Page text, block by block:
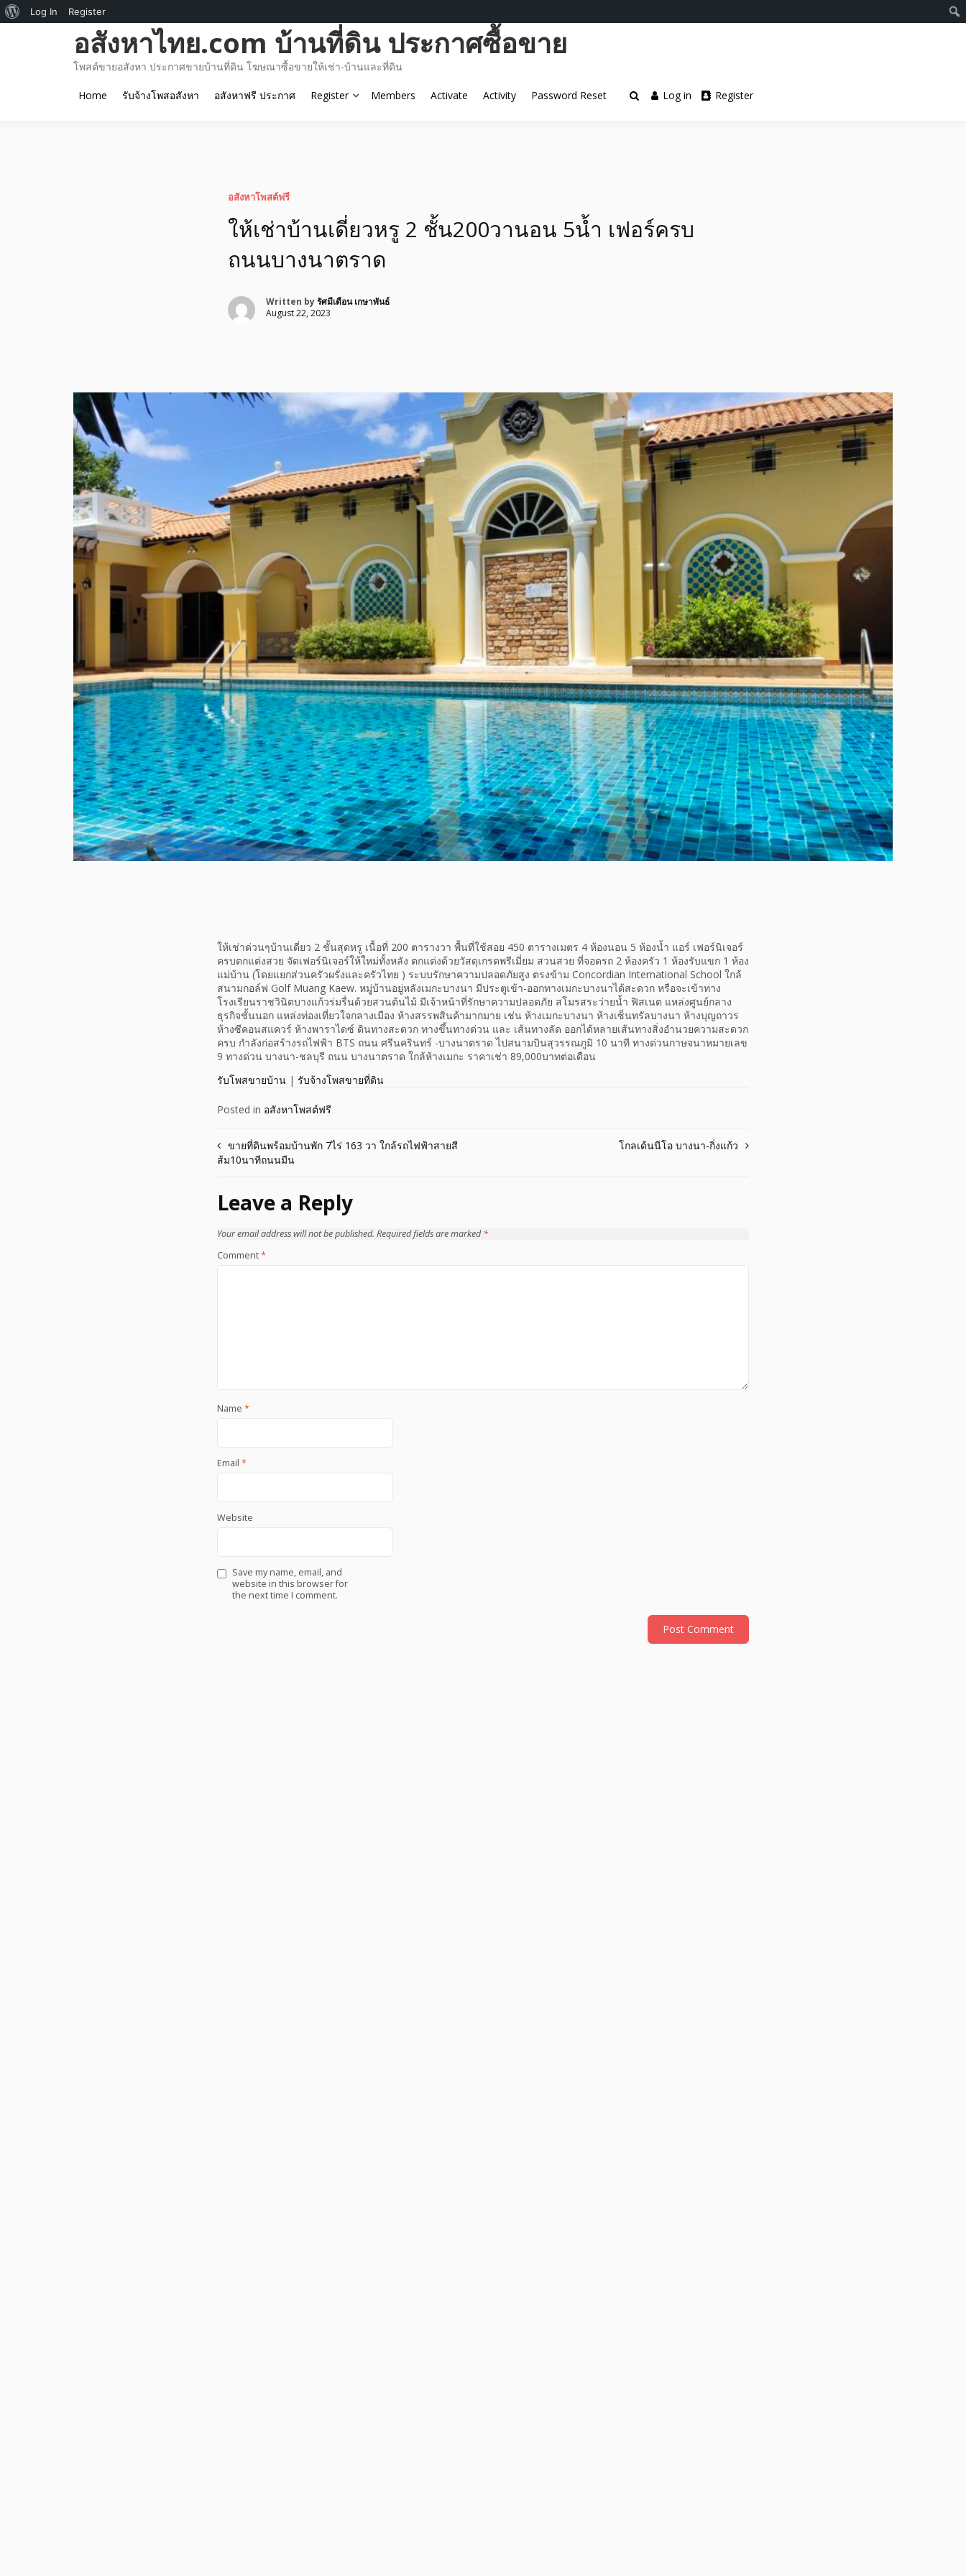
อสังหาไทย.com บ้านที่ดิน ประกาศซื้อขาย
โพสต์ขายอสังหา ประกาศขายบ้านที่ดิน โฆษณาซื้อขายให้เช่า-บ้านและที่ดิน
Home รับจ้างโพสอสังหา อสังหาฟรี ประกาศ Register Members Activate Activity Password Reset Log in Register
อสังหาโพสต์ฟรี
ให้เช่าบ้านเดี่ยวหรู 2 ชั้น200วานอน 5น้ำ เฟอร์ครบ
ถนนบางนาตราด
Written byรัศมีเดือน เกษาพันธ์
August 22, 2023
ให้เช่าด่วนๆบ้านเดี่ยว 2 ชั้นสุดหรู เนื้อที่ 200 ตารางวา พื้นที่ใช้สอย 450 ตารางเมตร 4 ห้องนอน 5 ห้องน้ำ แอร์ เฟอร์นิเจอร์
ครบตกแต่งสวย จัดเฟอร์นิเจอร์ให้ใหม่ทั้งหลัง ตกแต่งด้วยวัสดุเกรดพรีเมี่ยม สวนสวย ที่จอดรถ 2 ห้องครัว 1 ห้องรับแขก 1 ห้อง
แม่บ้าน (โดยแยกส่วนครัวผรั่งและครัวไทย ) ระบบรักษาความปลอดภัยสูง ตรงข้าม Concordian International School ใกล้
สนามกอล์ฟ Golf Muang Kaew. หมุู่บ้านอยู่หลังเมกะบางนา มีประตูเข้า-ออกทางเมกะบางนาได้สะดวก หรือจะเข้าทาง
โรงเรียนราชวินิตบางแก้วร่มรื่นด้วยสวนต้นไม้ มีเจ้าหน้าที่รักษาความปลอดภัย สโมรสระว่ายน้ำ ฟิสเนต แหล่งศูนย์กลาง
ธุรกิจชั้นนอก แหล่งท่องเที่ยวใจกลางเมือง ห้างสรรพสินค้ามากมาย เช่น ห้างเมกะบางนา ห้างเซ็นทรัลบางนา ห้างบุญถาวร
ห้างซีคอนสแควร์ ห้างพาราไดซ์ ดินทางสะดวก ทางขึ้นทางด่วน และ เส้นทางลัด ออกได้หลายเส้นทางสิ่งอำนวยความสะดวก
ครบ กำลังก่อสร้างรถไฟฟ้า BTS ถนน ศรีนครินทร์ -บางนาตราด ไปสนามบินสุวรรณภูมิ 10 นาที ทางด่วนกาษจนาหมายเลข
9 ทางด่วน บางนา-ชลบุรี ถนน บางนาตราด ใกล้ห้างเมกะ ราคาเช่า 89,000บาทต่อเดือน
รับโพสขายบ้าน | รับจ้างโพสขายที่ดิน
Posted in อสังหาโพสต์ฟรี
Post
ขายที่ดินพร้อมบ้านพัก 7ไร่ 163 วา ใกล้รถไฟฟ้าสายสี
ส้ม10นาทีถนนมีน
โกลเด้นนีโอ บางนา-กิ่งแก้ว
Leave a Reply
Your email address will not be published. Required fields are marked*
Comment*
Name *
Email *
Website
Save my name, email, and
website in this browser for
the next time I comment.
About
Log In Register